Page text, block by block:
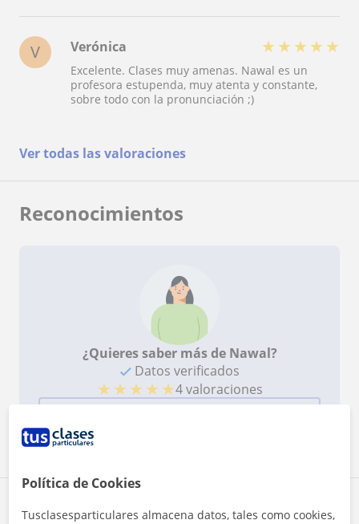
V Verónica ★ ★ ★ ★ ★
Excelente. Clases muy amenas. Nawal es un
profesora estupenda, muy atenta y constante,
sobre todo con la pronunciación ;)
Ver todas las valoraciones
Reconocimientos
¿Quieres saber más de Nawal?
Datos verificados
★ ★ ★ ★ ★4 valoraciones
Zona de Nawal
Política de Cookies
Tusclasesparticulares almacena datos, tales como cookies,